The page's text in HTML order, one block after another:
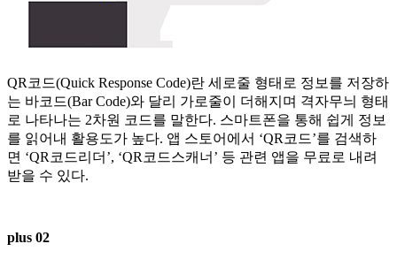
QR코드(Quick Response Code)란 세로줄 형태로 정보를 저장하
는 바코드(Bar Code)와 달리 가로줄이 더해지며 격자무늬 형태
로 나타나는 2차원 코드를 말한다. 스마트폰을 통해 쉽게 정보
를 읽어내 활용도가 높다. 앱 스토어에서 ‘QR코드’를 검색하
면 ‘QR코드리더’, ‘QR코드스캐너’ 등 관련 앱을 무료로 내려
받을 수 있다.
plus 02